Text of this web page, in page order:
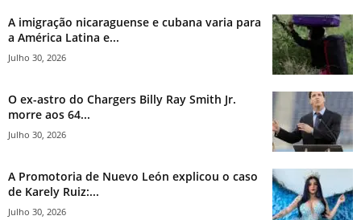
A imigração nicaraguense e cubana varia para
a América Latina e...
Julho 30, 2026
O ex-astro do Chargers Billy Ray Smith Jr.
morre aos 64...
Julho 30, 2026
A Promotoria de Nuevo León explicou o caso
de Karely Ruiz:...
Julho 30, 2026